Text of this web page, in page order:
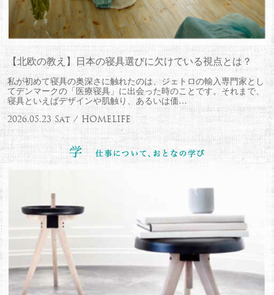
【北欧の教え】日本の寝具選びに欠けている視点とは？
私が初めて寝具の奥深さに触れたのは、ジェトロの輸入専門家とし
てデンマークの「医療寝具」に出会った時のことです。それまで、
寝具といえばデザインや肌触り、あるいは価…
2026.05.23 Sat / HOMELIFE